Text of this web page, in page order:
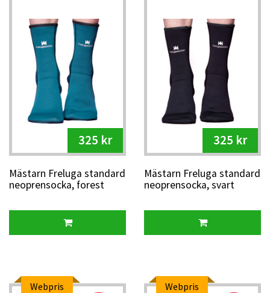
325 kr
Mästarn Freluga standard
neoprensocka, forest
325 kr
Mästarn Freluga standard
neoprensocka, svart
Webpris Webpris